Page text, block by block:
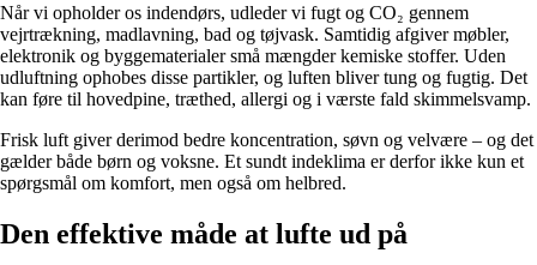
Når vi opholder os indendørs, udleder vi fugt og CO₂ gennem
vejrtrækning, madlavning, bad og tøjvask. Samtidig afgiver møbler,
elektronik og byggematerialer små mængder kemiske stoffer. Uden
udluftning ophobes disse partikler, og luften bliver tung og fugtig. Det
kan føre til hovedpine, træthed, allergi og i værste fald skimmelsvamp.
Frisk luft giver derimod bedre koncentration, søvn og velvære – og det
gælder både børn og voksne. Et sundt indeklima er derfor ikke kun et
spørgsmål om komfort, men også om helbred.
Den effektive måde at lufte ud på